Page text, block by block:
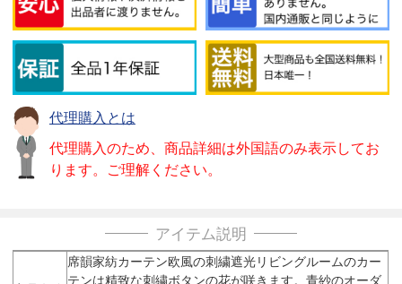
代理購入とは
代理購入のため、商品詳細は外国語のみ表示してお
ります。ご理解ください。
アイテム説明
席韻家紡カーテン欧風の刺繍遮光リビングルームのカー
テンは精致な刺繍ボタンの花が咲きます。青紗のオーダ